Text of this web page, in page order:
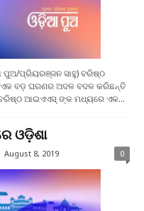
ପୁଅ/ପ୍ରିୟରଞ୍ଜନ ସାହୁ) ବରିଷ୍ଠ
ବଡ଼ ଘରଣର ଅଦଳ ବଦଳ କରିଛନ୍ତି
ବରିଷ୍ଠ ଆଇଏଏସ୍ ଙ୍କ ମଧ୍ୟରେ ଏକ...
ଓଡ଼ିଶା
August 8, 2019 0